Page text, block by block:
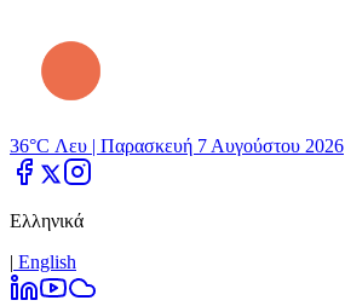
36°C Λευ | Παρασκευή 7 Αυγούστου 2026
Ελληνικά
| Εnglish